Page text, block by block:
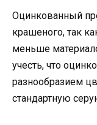
Оцинкованный
крашеного, так
меньше
учесть, что
разнообразием
стандартную